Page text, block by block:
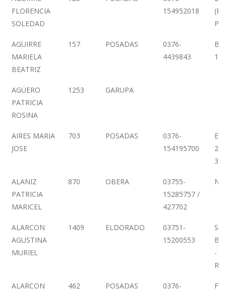
FLORENCIA
SOLEDAD
154952018
AGUIRRE
MARIELA
BEATRIZ
157 POSADAS
0376-
4439843
AGÜERO
PATRICIA
ROSINA
1253 GARUPA
AIRES MARIA
JOSE
703 POSADAS
0376-
154195700
3 -
ALANIZ
PATRICIA
MARICEL
870 OBERA
03755-
15285757 /
427702
ALARCON
AGUSTINA
MURIEL
1409 ELDORADO
03751-
15200553
-
ALARCON
462 POSADAS
0376-